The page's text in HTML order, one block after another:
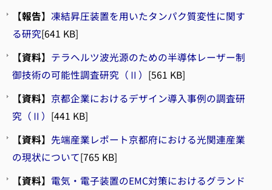
【報告】 凍結昇圧装置を用いたタンパク質変性に関す
る研究[641 KB]
【資料】 テラヘルツ波光源のための半導体レーザー制
御技術の可能性調査研究（Ⅱ） [561 KB]
【資料】 京都企業におけるデザイン導入事例の調査研
究（Ⅱ） [441 KB]
【資料】 先端産業レポート京都府における光関連産業
の現状について[765 KB]
【資料】 電気・電子装置のEMC対策におけるグランド